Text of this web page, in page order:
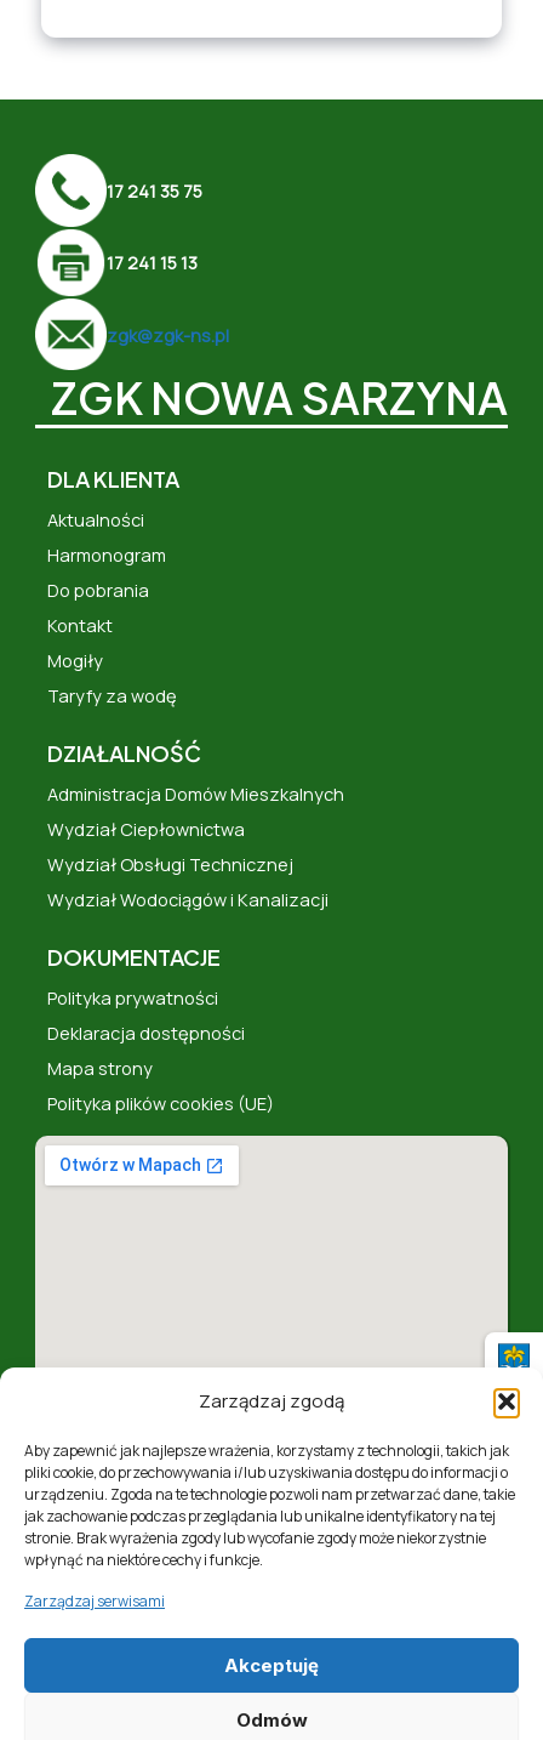
Zarządzaj zgodą
Aby zapewnić jak najlepsze wrażenia, korzystamy z technologii, takich jak
pliki cookie, do przechowywania i/lub uzyskiwania dostępu do informacji o
urządzeniu. Zgoda na te technologie pozwoli nam przetwarzać dane, takie
jak zachowanie podczas przeglądania lub unikalne identyfikatory na tej
stronie. Brak wyrażenia zgody lub wycofanie zgody może niekorzystnie
wpłynąć na niektóre cechy i funkcje.
Zarządzaj serwisami
Akceptuję
Odmów
17 241 35 75
17 241 15 13
zgk@zgk-ns.pl
ZGK NOWA SARZYNA
DLA KLIENTA
Aktualności
Harmonogram
Do pobrania
Kontakt
Mogiły
Taryfy za wodę
DZIAŁALNOŚĆ
Administracja Domów Mieszkalnych
Wydział Ciepłownictwa
Wydział Obsługi Technicznej
Wydział Wodociągów i Kanalizacji
DOKUMENTACJE
Polityka prywatności
Deklaracja dostępności
Mapa strony
Polityka plików cookies (UE)
ul. 1 Maja 4, 37-310 Nowa Sarzyna, woj. podkarpackie
Realizacja:Softres Sp. z o. o.